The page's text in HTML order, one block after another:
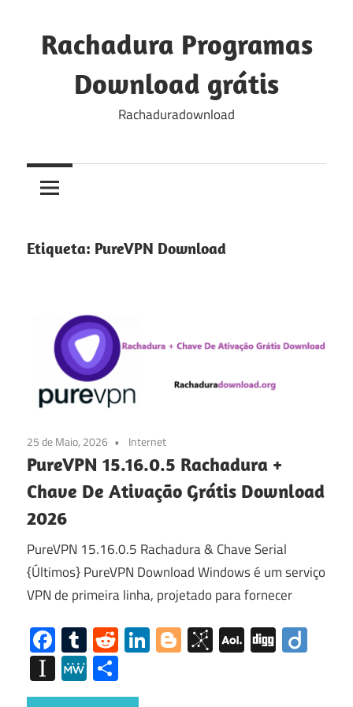
content
Rachadura Programas
Download grátis
Rachaduradownload
Etiqueta: PureVPN Download
25 de Maio, 2026 Internet
PureVPN 15.16.0.5 Rachadura +
Chave De Ativação Grátis Download
2026
PureVPN 15.16.0.5 Rachadura & Chave Serial
{Últimos} PureVPN Download Windows é um serviço
VPN de primeira linha, projetado para fornecer
Facebook
Tumblr
RedditLinkedIn
Blogger
BibSonomy
AOL
Mail
Digg
Instapaper
MeWe